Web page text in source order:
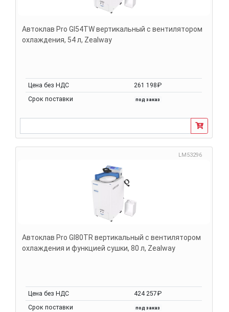
Автоклав Pro GI54TW вертикальный с вентилятором
охлаждения, 54 л, Zealway
Цена без НДС
261 198₽
Срок поставки
под заказ
LM53296
Автоклав Pro GI80TR вертикальный с вентилятором
охлаждения и функцией сушки, 80 л, Zealway
Цена без НДС
424 257₽
Срок поставки
под заказ